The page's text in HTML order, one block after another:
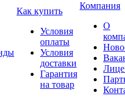
Как купить
Условия
оплаты
Условия
доставки
Гарантия
на товар
Компания
О